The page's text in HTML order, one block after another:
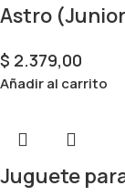
Astro
$ 2.379,00
Añadir al carrito
Juguete